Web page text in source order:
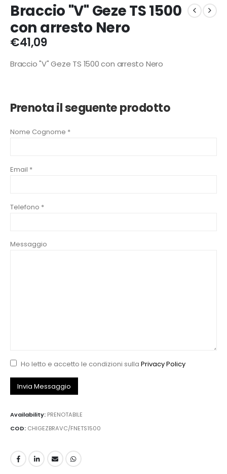
Braccio "V" Geze TS 1500
con arresto Nero
€41,09
Braccio "V" Geze TS 1500 con arresto Nero
Prenota il seguente prodotto
Nome Cognome *
Email *
Telefono *
Messaggio
Ho letto e accetto le condizioni sulla Privacy Policy
Availability: PRENOTABILE
COD: CHIGEZBRAVC/FNETS1500